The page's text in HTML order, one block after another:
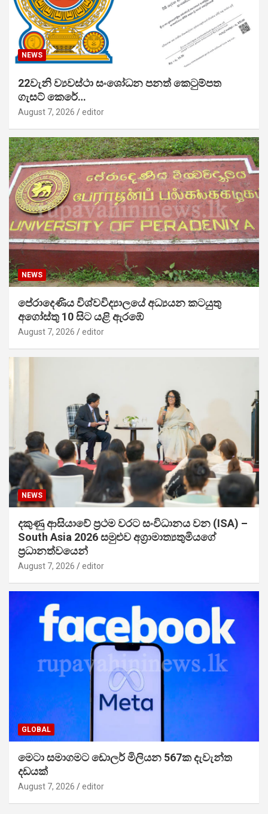
NEWS
22වැනි ව්‍යවස්ථා සංශෝධන පනත් කෙටුම්පත
ගැසට් කෙරේ…
August 7, 2026 editor
NEWS
පේරාදෙණිය විශ්වවිද්‍යාලයේ අධ්‍යයන කටයුතු
අගෝස්තු 10 සිට යළි ඇරඹේ
August 7, 2026 editor
NEWS
දකුණු ආසියාවේ ප්‍රථම වරට සංවිධානය වන (ISA) –
South Asia 2026 සමුළුව අග්‍රාමාත්‍යතුමියගේ
ප්‍රධානත්වයෙන්
August 7, 2026 editor
GLOBAL
මෙටා සමාගමට ඩොලර් මිලියන 567ක දැවැන්ත
දඩයක්
August 7, 2026 editor